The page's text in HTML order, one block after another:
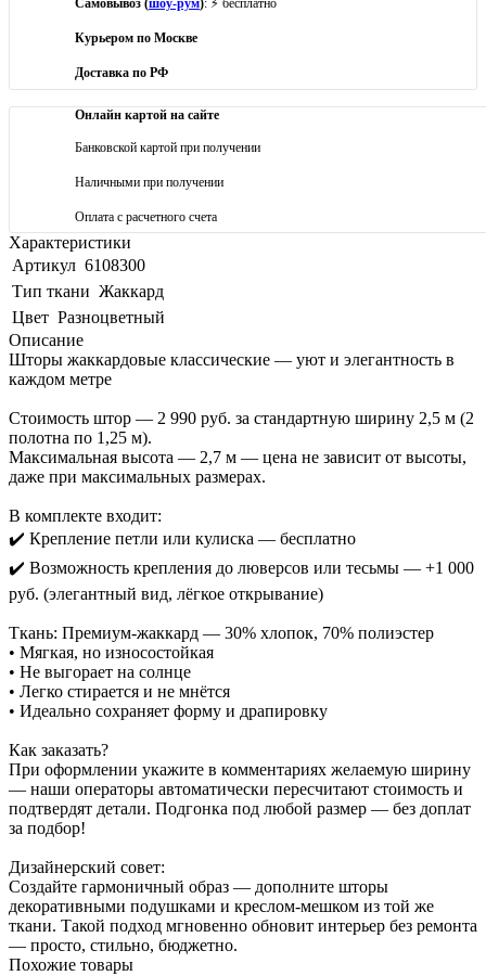
Самовывоз (шоу-рум): ⚡ бесплатно
Курьером по Москве
Доставка по РФ
Онлайн картой на сайте
Банковской картой при получении
Наличными при получении
Оплата с расчетного счета
Характеристики
Артикул 6108300
Тип ткани Жаккард
Цвет Разноцветный
Описание
Шторы жаккардовые классические — уют и элегантность в
каждом метре
Стоимость штор — 2 990 руб. за стандартную ширину 2,5 м (2
полотна по 1,25 м).
Максимальная высота — 2,7 м — цена не зависит от высоты,
даже при максимальных размерах.
В комплекте входит:
✔️ Крепление петли или кулиска — бесплатно
✔️ Возможность крепления до люверсов или тесьмы — +1 000
руб. (элегантный вид, лёгкое открывание)
Ткань: Премиум-жаккард — 30% хлопок, 70% полиэстер
• Мягкая, но износостойкая
• Не выгорает на солнце
• Легко стирается и не мнётся
• Идеально сохраняет форму и драпировку
Как заказать?
При оформлении укажите в комментариях желаемую ширину
— наши операторы автоматически пересчитают стоимость и
подтвердят детали. Подгонка под любой размер — без доплат
за подбор!
Дизайнерский совет:
Создайте гармоничный образ — дополните шторы
декоративными подушками и креслом-мешком из той же
ткани. Такой подход мгновенно обновит интерьер без ремонта
— просто, стильно, бюджетно.
Похожие товары